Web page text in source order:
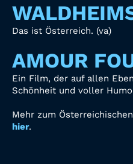
Das ist Österreich. (va)
AMOUR
Ein Film, der auf allen
Schönheit und voller
Mehr zum
hier.